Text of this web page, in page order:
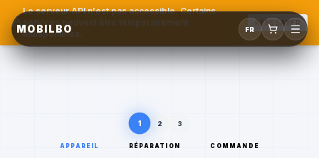
MOBILBO FR
Le serveur API n'est pas accessible. Certains
services peuvent être temporairement
indisponibles.
RÉESSAYER
1 2 3
APPAREIL RÉPARATION COMMANDE